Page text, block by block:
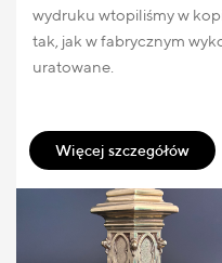
wydruku wtopiliśmy w
tak, jak w fabrycznym
uratowane.
Więcej szczegółów